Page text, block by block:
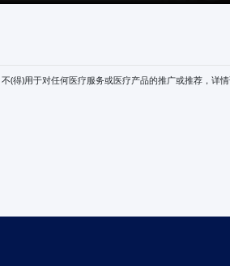
(得)用于对任何医疗服务或医疗产品的推广或推荐，详